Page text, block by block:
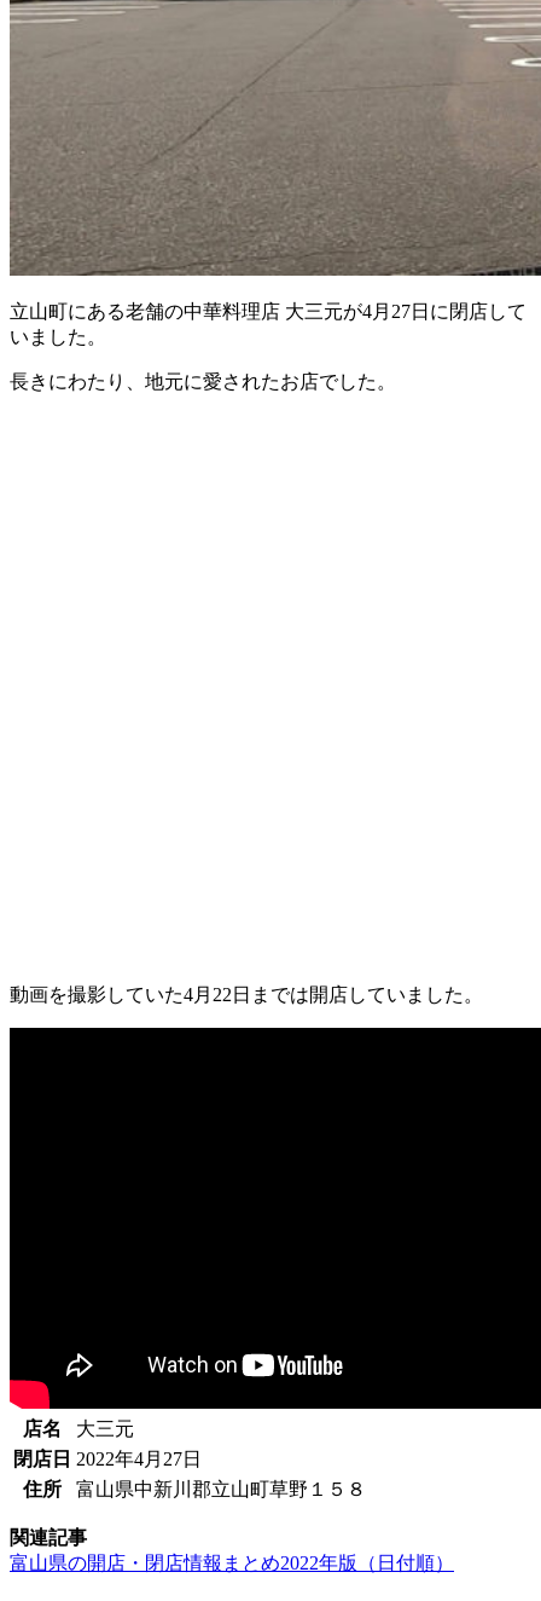
立山町にある老舗の中華料理店 大三元が4月27日に閉店して
いました。
長きにわたり、地元に愛されたお店でした。
動画を撮影していた4月22日までは開店していました。
店名
大三元
閉店日 2022年4月27日
住所
富山県中新川郡立山町草野１５８
関連記事
富山県の開店・閉店情報まとめ2022年版（日付順）